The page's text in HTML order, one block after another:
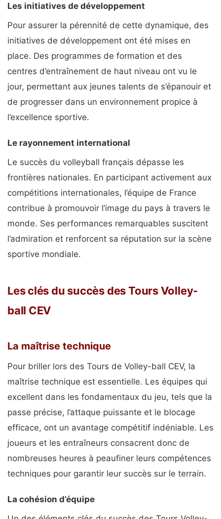
Les initiatives de développement
Pour assurer la pérennité de cette dynamique, des
initiatives de développement ont été mises en
place. Des programmes de formation et des
centres d’entraînement de haut niveau ont vu le
jour, permettant aux jeunes talents de s’épanouir et
de progresser dans un environnement propice à
l’excellence sportive.
Le rayonnement international
Le succès du volleyball français dépasse les
frontières nationales. En participant activement aux
compétitions internationales, l’équipe de France
contribue à promouvoir l’image du pays à travers le
monde. Ses performances remarquables suscitent
l’admiration et renforcent sa réputation sur la scène
sportive mondiale.
Les clés du succès des Tours Volley-
ball CEV
La maîtrise technique
Pour briller lors des Tours de Volley-ball CEV, la
maîtrise technique est essentielle. Les équipes qui
excellent dans les fondamentaux du jeu, tels que la
passe précise, l’attaque puissante et le blocage
efficace, ont un avantage compétitif indéniable. Les
joueurs et les entraîneurs consacrent donc de
nombreuses heures à peaufiner leurs compétences
techniques pour garantir leur succès sur le terrain.
La cohésion d’équipe